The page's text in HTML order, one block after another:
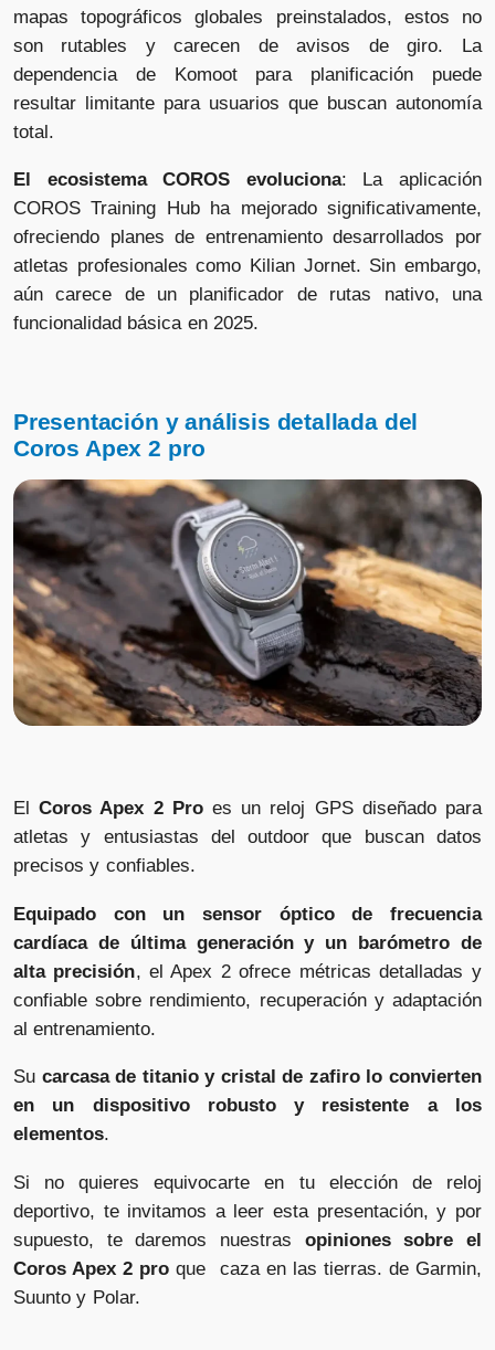
mapas topográficos globales preinstalados, estos no
son rutables y carecen de avisos de giro. La
dependencia de Komoot para planificación puede
resultar limitante para usuarios que buscan autonomía
total.
El ecosistema COROS evoluciona: La aplicación
COROS Training Hub ha mejorado significativamente,
ofreciendo planes de entrenamiento desarrollados por
atletas profesionales como Kilian Jornet. Sin embargo,
aún carece de un planificador de rutas nativo, una
funcionalidad básica en 2025.
Presentación y análisis detallada del
Coros Apex 2 pro
ElCoros Apex 2 Pro es un reloj GPS diseñado para
atletas y entusiastas del outdoor que buscan datos
precisos y confiables.
Equipado con un sensor óptico de frecuencia
cardíaca de última generación y un barómetro de
alta precisión, el Apex 2 ofrece métricas detalladas y
confiable sobre rendimiento, recuperación y adaptación
al entrenamiento.
Su carcasa de titanio y cristal de zafiro lo convierten
en un dispositivo robusto y resistente a los
elementos.
Si no quieres equivocarte en tu elección de reloj
deportivo, te invitamos a leer esta presentación, y por
supuesto, te daremos nuestras opiniones sobre el
Coros Apex 2 pro que caza en las tierras. de Garmin,
Suunto y Polar.